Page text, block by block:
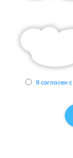
Я согласен с